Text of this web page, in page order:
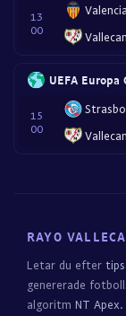
13
00
Valencia
UEFA
15
00
RAYO
Letar du efter
genererade
algoritm NT Apex